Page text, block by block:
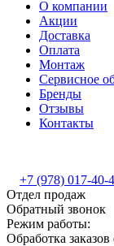
О компании
Акции
Доставка
Оплата
Монтаж
Сервисное
Бренды
Отзывы
Контакты
+7 (978) 017-40-
Отдел продаж
Обратный звонок
Режим работы:
Обработка